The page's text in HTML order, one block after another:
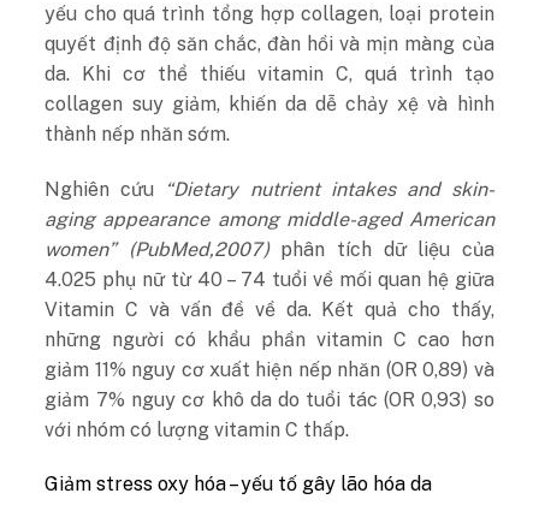
yếu cho quá trình tổng hợp collagen, loại protein
quyết định độ săn chắc, đàn hồi và mịn màng của
da. Khi cơ thể thiếu vitamin C, quá trình tạo
collagen suy giảm, khiến da dễ chảy xệ và hình
thành nếp nhăn sớm.
Nghiên cứu
“Dietary nutrient intakes and skin-
aging appearance among middle-aged American
women”
(PubMed,2007)phân tích dữ liệu của
4.025 phụ nữ từ 40 – 74 tuổi về mối quan hệ giữa
Vitamin C và vấn đề về da. Kết quả cho thấy,
những người có khẩu phần vitamin C cao hơn
giảm 11% nguy cơ xuất hiện nếp nhăn (OR 0,89) và
giảm 7% nguy cơ khô da do tuổi tác (OR 0,93) so
với nhóm có lượng vitamin C thấp.
Giảm stress oxy hóa – yếu tố gây lão hóa da